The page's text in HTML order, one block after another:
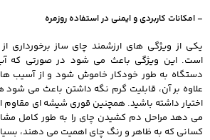
– امکانات کاربردی و ایمنی در استفاده روزمره
یکی از ویژگی‌ های ارزشمند چای ساز برخورداری
است. این ویژگی باعث می‌ شود در صورتی که
دستگاه به‌ طور خودکار خاموش شود و از آسیب‌
علاوه بر آن، قابلیت گرم نگه‌ داشتن باعث می‌ شود
اختیار داشته باشید. همچنین قوری شیشه‌ ای مقاوم
می‌ دهد مراحل دم کشیدن چای را به‌ طور کامل
کسانی که به ظاهر و رنگ چای اهمیت می‌ دهند،